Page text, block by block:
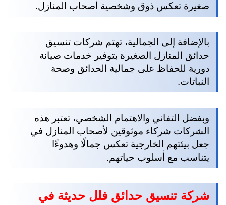
صغيرة تعكس ذوق وشخصية أصحاب المنازل.
بالإضافة إلى الجمالية، تهتم شركات تنسيق
حدائق المنازل الصغيرة بتوفير خدمات صيانة
دورية للحفاظ على جمالية الحدائق وصحة
النباتات.
وبفضل التفاني والاهتمام الشخصي، تعتبر هذه
الشركات شركاء موثوقين لأصحاب المنازل في
جعل بيئتهم الخارجية تعكس جمالًا وهدوءًا
يتناسب مع أسلوب حياتهم.
شركة تنسيق حدائق فلل حديثة في